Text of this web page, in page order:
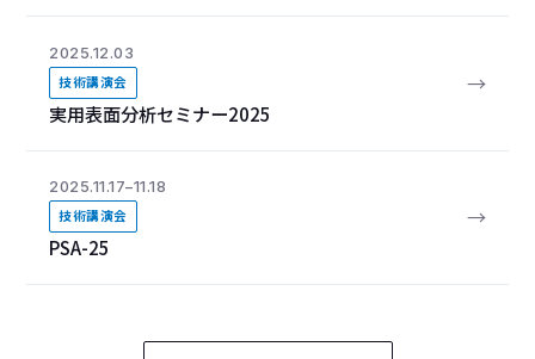
2025.12.03
技術講演会
実用表面分析セミナー2025
→
2025.11.17–11.18
技術講演会
PSA-25
→